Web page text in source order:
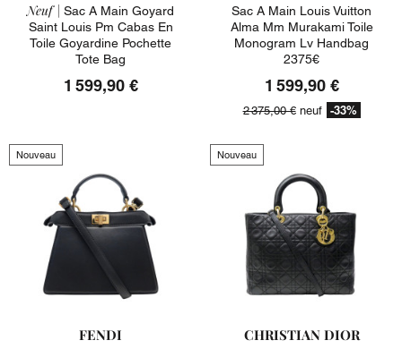
Neuf | Sac A Main Goyard
Saint Louis Pm Cabas En
Toile Goyardine Pochette
Tote Bag
1 599,90 €
Sac A Main Louis Vuitton
Alma Mm Murakami Toile
Monogram Lv Handbag
2375€
1 599,90 €
2 375,00 €neuf -33%
Nouveau
FENDI
Nouveau
CHRISTIAN DIOR